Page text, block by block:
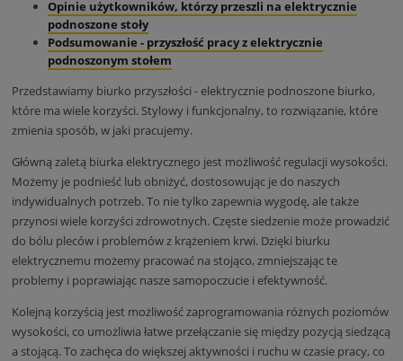
Opinie użytkowników, którzy przeszli na elektrycznie
podnoszone stoły
Podsumowanie - przyszłość pracy z elektrycznie
podnoszonym stołem
Przedstawiamy biurko przyszłości - elektrycznie podnoszone biurko,
które ma wiele korzyści. Stylowy i funkcjonalny, to rozwiązanie, które
zmienia sposób, w jaki pracujemy.
Główną zaletą biurka elektrycznego jest możliwość regulacji wysokości.
Możemy je podnieść lub obniżyć, dostosowując je do naszych
indywidualnych potrzeb. To nie tylko zapewnia wygodę, ale także
przynosi wiele korzyści zdrowotnych. Częste siedzenie może prowadzić
do bólu pleców i problemów z krążeniem krwi. Dzięki biurku
elektrycznemu możemy pracować na stojąco, zmniejszając te
problemy i poprawiając nasze samopoczucie i efektywność.
Kolejną korzyścią jest możliwość zaprogramowania różnych poziomów
wysokości, co umożliwia łatwe przełączanie się między pozycją siedzącą
a stojącą. To zachęca do większej aktywności i ruchu w czasie pracy, co